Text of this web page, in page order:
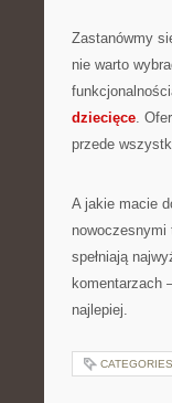
Zastanówmy
nie warto
dziecięce.
przede
A jakie macie
spełniają
komentarzach
najlepiej.